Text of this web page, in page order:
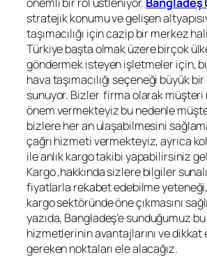
stratejik konumu ve gelişen
taşımacılığı için cazip bir merkez
Türkiye başta olmak üzere birçok
göndermek isteyen işletmeler için,
hava taşımacılığı seçeneği büyük
sunuyor. Bizler firma olarak
önem vermekteyiz bu nedenle
bizlere her an ulaşabilmesini
çağrı hizmeti vermekteyiz, ayrıca
ile anlık kargo takibi yapabilirsiniz
Kargo ,hakkında sizlere bilgiler
fiyatlarla rekabet edebilme
kargo sektöründe öne çıkmasını
yazıda, Bangladeş’e sunduğumuz
hizmetlerinin avantajlarını ve dikkat
gereken noktaları ele alacağız.